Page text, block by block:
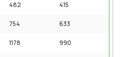
482 415
754 633
1178 990